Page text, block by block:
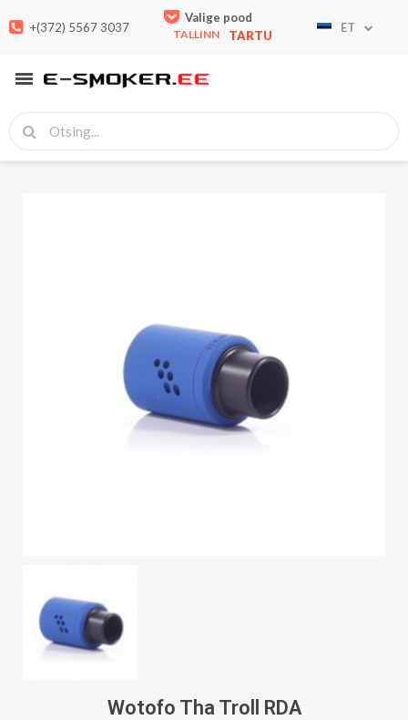
+(372) 5567 3037
Valige pood
TALLINN TARTU
ET
Wotofo Tha Troll RDA